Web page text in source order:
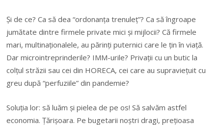
Şi de ce? Ca să dea “ordonanţa trenuleţ”? Ca să îngroape
jumătate dintre firmele private mici şi mijlocii? Că firmele
mari, multinaţionalele, au părinţi puternici care le ţin în viaţă.
Dar microintreprinderile? IMM-urile? Privaţii cu un butic la
colţul străzii sau cei din HORECA, cei care au supravieţuit cu
greu după “perfuziile” din pandemie?
Soluţia lor: să luăm şi pielea de pe os! Să salvăm astfel
economia. Ţărişoara. Pe bugetarii noştri dragi, preţioasa